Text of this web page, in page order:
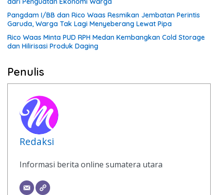
Pangdam I/BB dan Rico Waas Resmikan Jembatan Perintis
Garuda, Warga Tak Lagi Menyeberang Lewat Pipa
Rico Waas Minta PUD RPH Medan Kembangkan Cold Storage
dan Hilirisasi Produk Daging
Penulis
Redaksi
Informasi berita online sumatera utara